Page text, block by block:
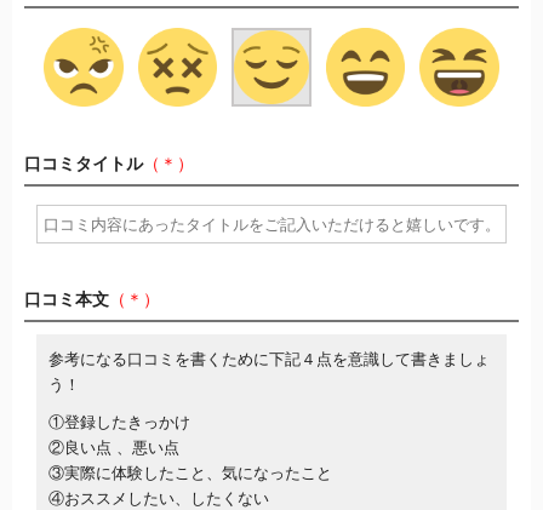
口コミタイトル（＊）
口コミ本文 （＊）
参考になる口コミを書くために下記４点を意識して書きましょ
う！
①登録したきっかけ
②良い点 、悪い点
③実際に体験したこと、気になったこと
④おススメしたい、したくない